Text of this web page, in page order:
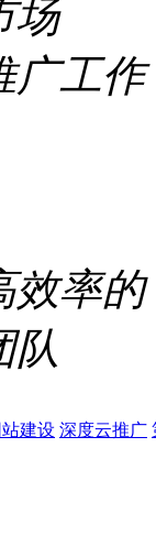
场
广工作
效率的
队
建设 深度云推广